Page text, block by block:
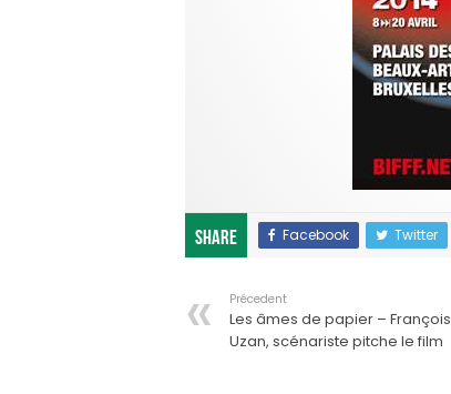
Share Facebook Twitter
Précedent
Les âmes de papier – François
Uzan, scénariste pitche le film